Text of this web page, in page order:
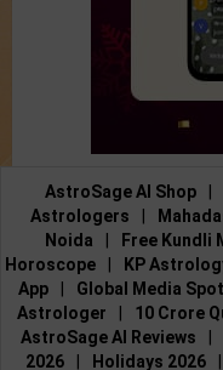
AstroSage AI Shop
Astrologers
Noida
Free Kundli
Horoscope
KP
App
Global Media
Astrologer
10 Crore
AstroSage AI Reviews
2026
Holidays 2026